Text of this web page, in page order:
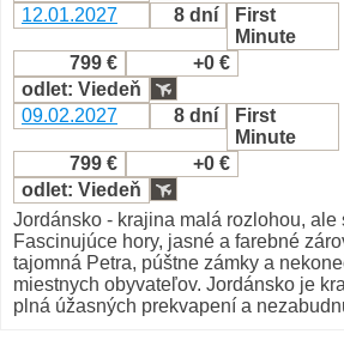
12.01.2027
8 dní
First
Minute
799 €
+0 €
odlet: Viedeň
09.02.2027
8 dní
First
Minute
799 €
+0 €
odlet: Viedeň
Jordánsko - krajina malá rozlohou, ale
Fascinujúce hory, jasné a farebné
tajomná Petra, púštne zámky a
miestnych obyvateľov. Jordánsko je
plná úžasných prekvapení a